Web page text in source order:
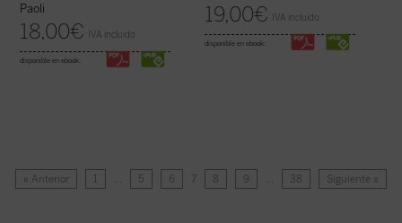
Paoli
18,00€ IVA incluido
disponible en ebook:
19,00€ IVA incluido
disponible en ebook:
« Anterior 1 … 5 6 7 8 9 … 38 Siguiente »